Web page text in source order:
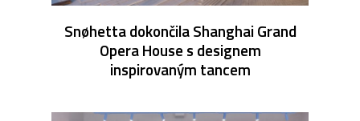
Snøhetta dokončila Shanghai Grand
Opera House s designem
inspirovaným tancem